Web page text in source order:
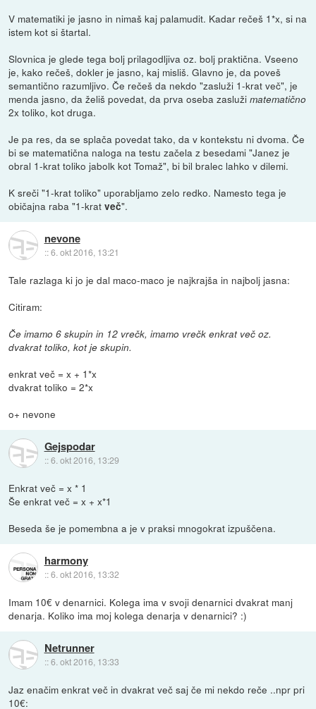
V matematiki je jasno in nimaš kaj palamudit. Kadar rečeš 1*x, si na
istem kot si štartal.
Slovnica je glede tega bolj prilagodljiva oz. bolj praktična. Vseeno
je, kako rečeš, dokler je jasno, kaj misliš. Glavno je, da poveš
semantično razumljivo. Če rečeš da nekdo "zasluži 1-krat več", je
menda jasno, da želiš povedat, da prva oseba zaslužimatematično
2x toliko, kot druga.
Je pa res, da se splača povedat tako, da v kontekstu ni dvoma. Če
bi se matematična naloga na testu začela z besedami "Janez je
obral 1-krat toliko jabolk kot Tomaž", bi bil bralec lahko v dilemi.
K sreči "1-krat toliko" uporabljamo zelo redko. Namesto tega je
običajna raba "1-kratveč".
nevone
::6. okt 2016, 13:21
Tale razlaga ki jo je dal maco-maco je najkrajša in najbolj jasna:
Citiram:
Če imamo 6 skupin in 12 vrečk, imamo vrečk enkrat več oz.
dvakrat toliko, kot je skupin.
enkrat več = x + 1*x
dvakrat toliko = 2*x
o+ nevone
Gejspodar
::6. okt 2016, 13:29
Enkrat več = x * 1
Še enkrat več = x + x*1
Beseda še je pomembna a je v praksi mnogokrat izpuščena.
harmony
::6. okt 2016, 13:32
Imam 10€ v denarnici. Kolega ima v svoji denarnici dvakrat manj
denarja. Koliko ima moj kolega denarja v denarnici? :)
Netrunner
::6. okt 2016, 13:33
Jaz enačim enkrat več in dvakrat več saj če mi nekdo reče ..npr pri
10€: